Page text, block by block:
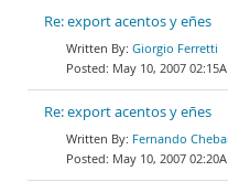
Re: export acentos y eñes
Giorgio Ferretti
May 10, 2007
Re: export acentos y eñes
Fernando
May 10, 2007